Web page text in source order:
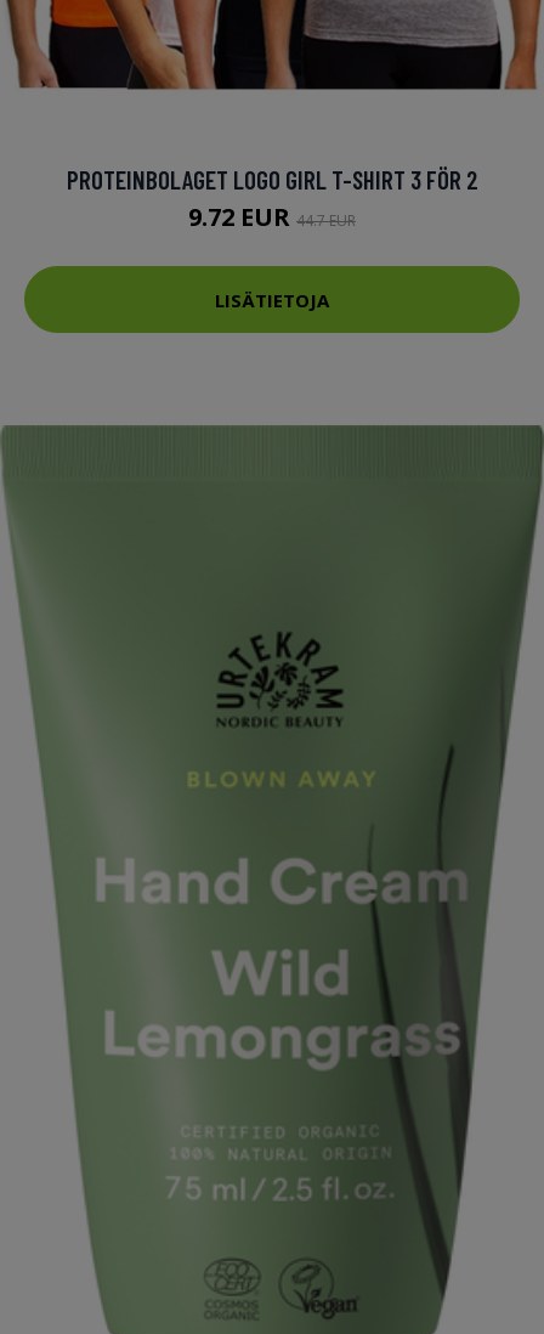
PROTEINBOLAGET LOGO GIRL T-SHIRT 3 FÖR 2
9.72 EUR 44.7 EUR
LISÄTIETOJA